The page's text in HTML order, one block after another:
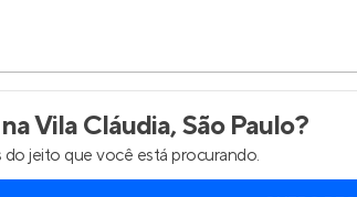
Imóveis Anunciar imóveis
na Vila Cláudia, São Paulo?
jeito que você está procurando.